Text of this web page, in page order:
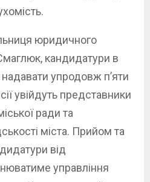
юридичного
кандидатури в
упродовж п’яти
увійдуть представники
ради та
міста. Прийом та
від
управління